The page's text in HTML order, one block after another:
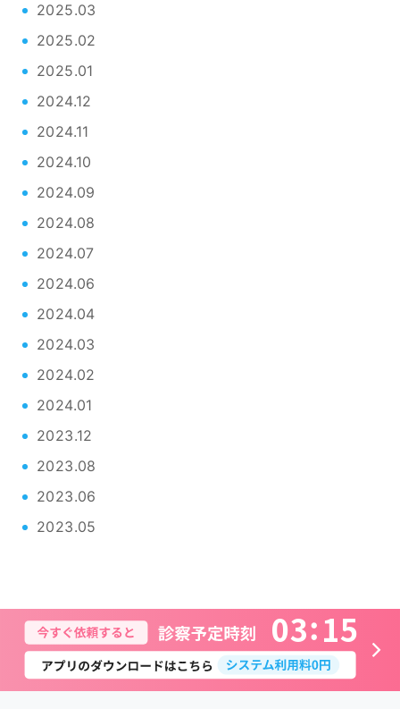
2025.03
2025.02
2025.01
2024.12
2024.11
2024.10
2024.09
2024.08
2024.07
2024.06
2024.04
2024.03
2024.02
2024.01
2023.12
2023.08
2023.06
2023.05
03 15